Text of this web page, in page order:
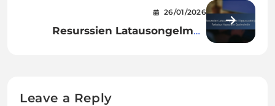
26/01/2026
Resurssien Latausongelmat:
Leave a Reply